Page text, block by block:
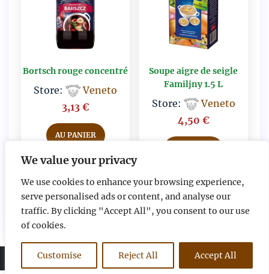
We value your privacy
We use cookies to enhance your browsing experience,
serve personalised ads or content, and analyse our
traffic. By clicking "Accept All", you consent to our use
of cookies.
Customise Reject All Accept All
Bortsch rouge concentré
Store:
Veneto
3,13€
AU PANIER
Soupe aigre de seigle
Familjny 1.5 L
Store:
Veneto
4,50€
AU PANIER